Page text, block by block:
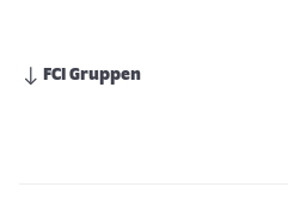
FCI Gruppen